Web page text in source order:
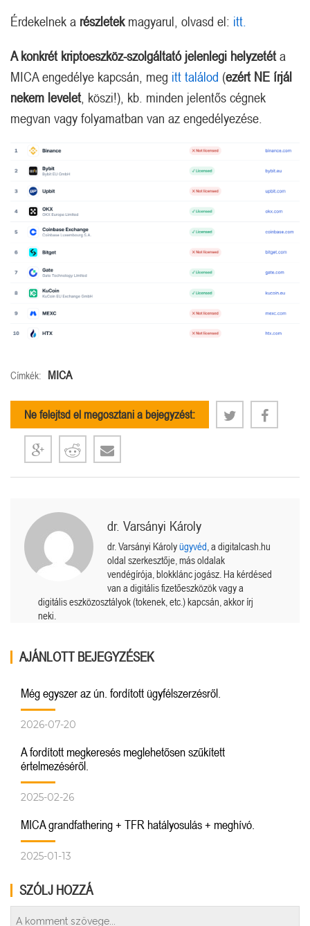
Érdekelnek a részletekmagyarul, olvasd el: itt.
A konkrét kriptoeszköz-szolgáltató jelenlegi helyzetét a
MICA engedélye kapcsán, meg itt találod (ezért NE írjál
nekem levelet , köszi!), kb. minden jelentős cégnek
megvan vagy folyamatban van az engedélyezése.
Címkék: MICA
Ne felejtsd el megosztani a bejegyzést:
dr. Varsányi Károly
dr. Varsányi Károlyügyvéd , a digitalcash.hu
oldal szerkesztője, más oldalak
vendégírója, blokklánc jogász. Ha kérdésed
van a digitális fizetőeszközök vagy a
digitális eszközosztályok (tokenek, etc.) kapcsán, akkor írj
neki.
AJÁNLOTT BEJEGYZÉSEK
Még egyszer az ún. fordított ügyfélszerzésről.
2026-07-20
A fordított megkeresés meglehetősen szűkített
értelmezéséről.
2025-02-26
MICA grandfathering + TFR hatályosulás + meghívó.
2025-01-13
SZÓLJ HOZZÁ